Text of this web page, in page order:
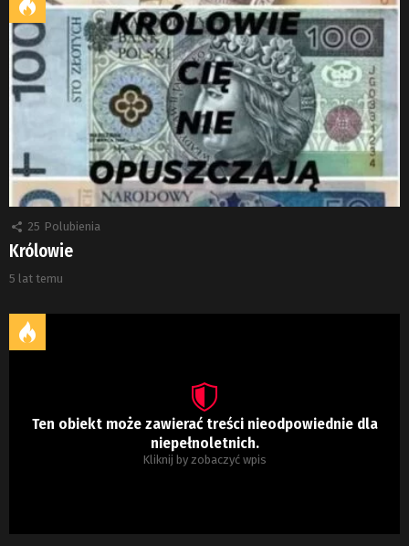
25 Polubienia
Królowie
5 lat temu
Ten obiekt może zawierać treści nieodpowiednie dla
niepełnoletnich.
Kliknij by zobaczyć wpis